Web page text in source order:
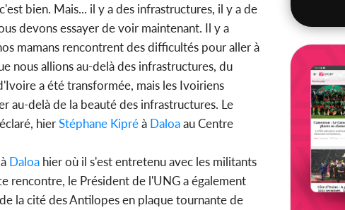
bien. Mais... il y a des infrastructures, il y a de
devons essayer de voir maintenant. Il y a
mamans rencontrent des difficultés pour aller à
nous allions au-delà des infrastructures, du
a été transformée, mais les Ivoiriens
au-delà de la beauté des infrastructures. Le
hierStéphane Kipréà Daloaau Centre
Daloa hier où il s'est entretenu avec les militants
rencontre, le Président de l'UNG a également
la cité des Antilopes en plaque tournante de